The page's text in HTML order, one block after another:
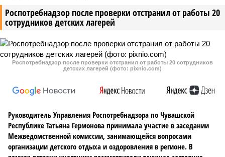
Роспотребнадзор после проверки отстранил от работы 20
сотрудников детских лагерей
Роспотребнадзор после проверки отстранил от работы 20 сотрудников
детских лагерей (фото: pixnio.com)
Руководитель Управления Роспотребнадзора по Чувашской
Республике Татьяна Гермонова принимала участие в заседании
Межведомственной комиссии, занимающейся вопросами
организации детского отдыха и оздоровления в регионе. В